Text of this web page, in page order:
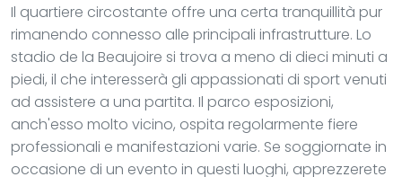
Il quartiere circostante offre una certa tranquillità pur
rimanendo connesso alle principali infrastrutture. Lo
stadio de la Beaujoire si trova a meno di dieci minuti a
piedi, il che interesserà gli appassionati di sport venuti
ad assistere a una partita. Il parco esposizioni,
anch'esso molto vicino, ospita regolarmente fiere
professionali e manifestazioni varie. Se soggiornate in
occasione di un evento in questi luoghi, apprezzerete